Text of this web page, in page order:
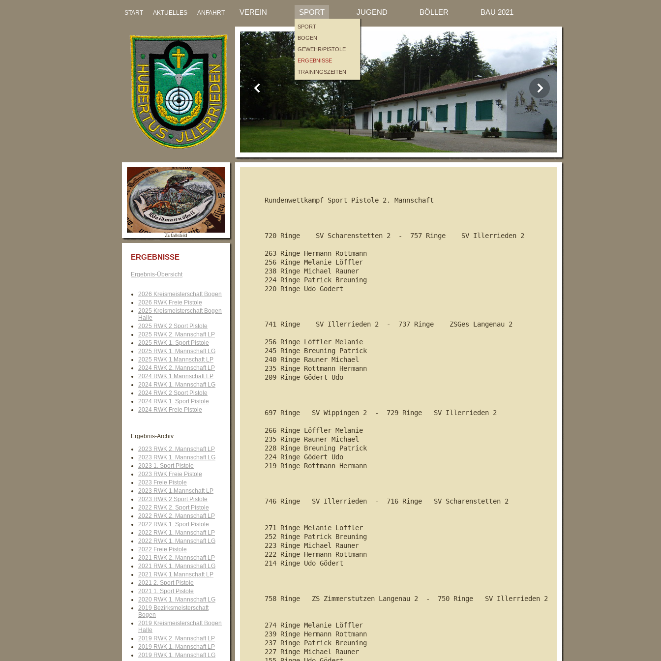
START AKTUELLES ANFAHRT
Zufallsbild
ERGEBNISSE
Ergebnis-Übersicht
2026 Kreismeisterschaft Bogen
2026 RWK Freie Pistole
2025 Kreismeisterschaft Bogen
Halle
2025 RWK 2 Sport Pistole
2025 RWK 2. Mannschaft LP
2025 RWK 1. Sport Pistole
2025 RWK 1. Mannschaft LG
2025 RWK 1.Mannschaft LP
2024 RWK 2. Mannschaft LP
2024 RWK 1.Mannschaft LP
2024 RWK 1. Mannschaft LG
2024 RWK 2 Sport Pistole
2024 RWK 1. Sport Pistole
2024 RWK Freie Pistole
Ergebnis-Archiv
2023 RWK 2. Mannschaft LP
2023 RWK 1. Mannschaft LG
2023 1. Sport Pistole
2023 RWK Freie Pistole
2023 Freie Pistole
2023 RWK 1.Mannschaft LP
2023 RWK 2 Sport Pistole
2022 RWK 2. Sport Pistole
2022 RWK 2. Mannschaft LP
2022 RWK 1. Sport Pistole
2022 RWK 1. Mannschaft LP
2022 RWK 1. Mannschaft LG
2022 Freie Pistole
2021 RWK 2. Mannschaft LP
2021 RWK 1. Mannschaft LG
2021 RWK 1.Mannschaft LP
2021 2. Sport Pistole
2021 1. Sport Pistole
2020 RWK 1. Mannschaft LG
2019 Bezirksmeisterschaft
Bogen
2019 Kreismeisterschaft Bogen
Halle
2019 RWK 2. Mannschaft LP
2019 RWK 1. Mannschaft LP
2019 RWK 1. Mannschaft LG
VEREIN SPORT
SPORT
BOGEN
GEWEHR/PISTOLE
ERGEBNISSE
TRAININGSZEITEN
JUGEND BÖLLER
BÖLLERSCHÜTZEN BAU 2021
Rundenwettkampf Sport Pistole 2. Mannschaft
720 Ringe    SV Scharenstetten 2  -  757 Ringe    SV Illerrieden 2
263 Ringe Hermann Rottmann
256 Ringe Melanie Löffler
238 Ringe Michael Rauner
224 Ringe Patrick Breuning
220 Ringe Udo Gödert
741 Ringe    SV Illerrieden 2  -  737 Ringe    ZSGes Langenau 2
256 Ringe Löffler Melanie
245 Ringe Breuning Patrick
240 Ringe Rauner Michael
235 Ringe Rottmann Hermann
209 Ringe Gödert Udo
697 Ringe   SV Wippingen 2  -  729 Ringe   SV Illerrieden 2
266 Ringe Löffler Melanie
235 Ringe Rauner Michael
228 Ringe Breuning Patrick
224 Ringe Gödert Udo
219 Ringe Rottmann Hermann
746 Ringe   SV Illerrieden  -  716 Ringe   SV Scharenstetten 2
271 Ringe Melanie Löffler
252 Ringe Patrick Breuning
223 Ringe Michael Rauner
222 Ringe Hermann Rottmann
214 Ringe Udo Gödert
758 Ringe   ZS Zimmerstutzen Langenau 2  -  750 Ringe   SV Illerrieden 2
274 Ringe Melanie Löffler
239 Ringe Hermann Rottmann
237 Ringe Patrick Breuning
227 Ringe Michael Rauner